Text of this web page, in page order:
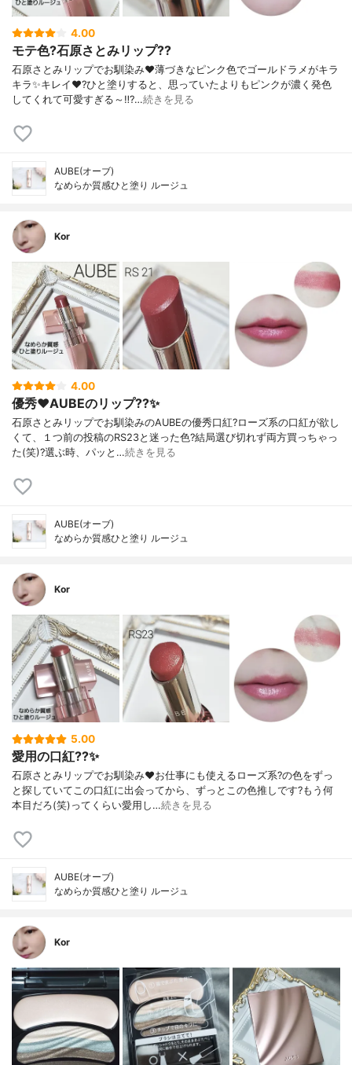
4.00
モテ色?石原さとみリップ??
石原さとみリップでお馴染み❤️薄づきなピンク色でゴールドラメがキラ
キラ✨キレイ❤️?ひと塗りすると、思っていたよりもピンクが濃く発色
してくれて可愛すぎる～‼️?…続きを見る
AUBE(オーブ)
なめらか質感ひと塗り ルージュ
Kor
4.00
優秀❤️AUBEのリップ??✨
石原さとみリップでお馴染みのAUBEの優秀口紅?ローズ系の口紅が欲し
くて、１つ前の投稿のRS23と迷った色?結局選び切れず両方買っちゃっ
た(笑)?選ぶ時、パッと…続きを見る
AUBE(オーブ)
なめらか質感ひと塗り ルージュ
Kor
5.00
愛用の口紅??✨
石原さとみリップでお馴染み❤️お仕事にも使えるローズ系?の色をずっ
と探していてこの口紅に出会ってから、ずっとこの色推しです?もう何
本目だろ(笑)ってくらい愛用し…続きを見る
AUBE(オーブ)
なめらか質感ひと塗り ルージュ
Kor